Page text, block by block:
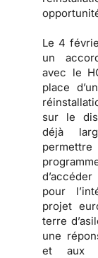
Le 4
un
avec le
place
sur le
déjà
pour
projet
terre
une
et aux